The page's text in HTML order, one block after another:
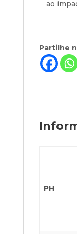
ao
Partilhe
PH